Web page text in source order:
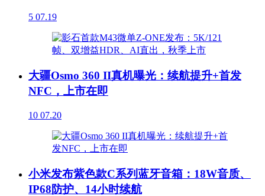
5 07.19
大疆Osmo 360 II真机曝光：续航提升+首发
NFC，上市在即
10 07.20
小米发布紫色款C系列蓝牙音箱：18W音质、
IP68防护、14小时续航